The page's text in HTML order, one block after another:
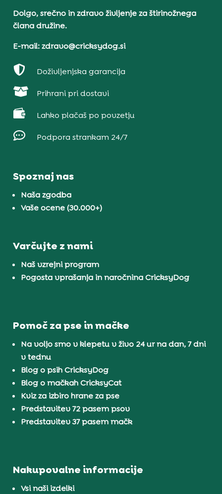
Dolgo, srečno in zdravo življenje za štirinožnega
člana družine.
E-mail: zdravo@cricksydog.si
 Doživljenjska garancija
 Prihrani pri dostavi
 Lahko plačaš po povzetju
 Podpora strankam 24/7
Spoznaj nas
Naša zgodba
Vaše ocene (30.000+)
Varčujte z nami
Naš vzrejni program
Pogosta vprašanja in naročnina CricksyDog
Pomoč za pse in mačke
Na voljo smo v klepetu v živo 24 ur na dan, 7 dni
v tednu
Blog o psih CricksyDog
Blog o mačkah CricksyCat
Kviz za izbiro hrane za pse
Predstavitev 72 pasem psov
Predstavitev 37 pasem mačk
Nakupovalne informacije
Vsi naši izdelki